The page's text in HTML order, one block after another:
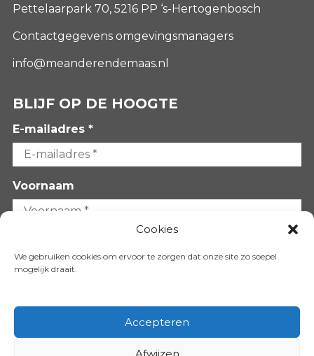
Cookies
We gebruiken cookies om ervoor te zorgen dat onze site zo soepel
mogelijk draait.
Accepteren
Afwijzen
Pettelaarpark 70, 5216 PP ‘s-Hertogenbosch
Contactgegevens omgevingsmanagers
info@meanderendemaas.nl
BLIJF OP DE HOOGTE
E-mailadres *
Voornaam